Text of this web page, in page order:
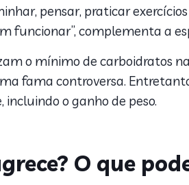
pensar, praticar
funcionar”, complementa a
o mínimo de carboidratos
fama controversa.
o ganho de peso.
O que